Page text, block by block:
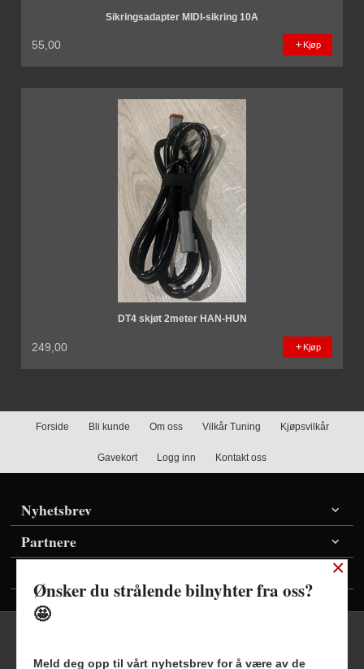
Sikringsadapter MIDI-sikring 10A
55,00 Kjøp
DT4 skjøt 2meter HAN-HUN
249,00 Kjøp
Forside Bli kunde Om oss Vilkår Tuning Kjøpsvilkår
Gavekort Logg inn Kontakt oss
Nyhetsbrev
Partnere
×
Ønsker du strålende bilnyhter fra oss?
🤩
Meld deg opp til vårt nyhetsbrev for å være av de